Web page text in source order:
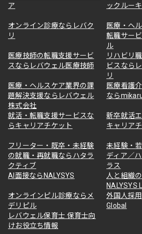
ア
ックルー
オンライン診療ならレバク
リ
医療・ヘ
転職サー
ル
医療技師の転職支援サービ
スならレバウェル医療技師
リハビリ
ビスなら
リ
医療・ヘルスケア業界の課
題解決支援ならレバウェル
株式会社
医療看護
なら
就活・転職支援サービスな
らキャリアチケット
新卒就活
キャリア
フリーター・既卒・未経験
の就職・再就職ならハタラ
クティブ
未経験・
ディア／
ラス
AI面接ならNALYSYS
人と組織
NALYSYS
オンラインピル診療ならメ
デリピル
外国人採
Global
レバウェル保育士 保育士向
けお役立ち情報